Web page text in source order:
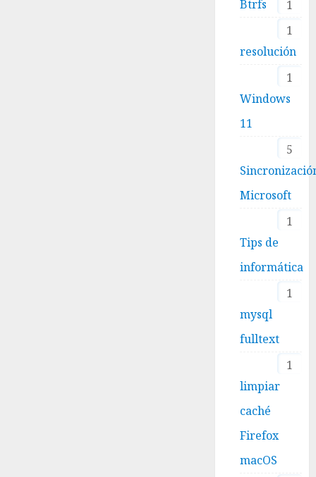
1
Btrfs
1
resolución
1
Windows
11
5
Microsoft
1
Tips de
informática
1
mysql
fulltext
1
limpiar
caché
Firefox
macOS